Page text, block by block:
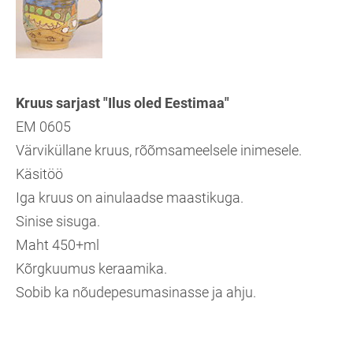
Kruus sarjast "Ilus oled Eestimaa"
EM 0605
Värviküllane kruus, rõõmsameelsele inimesele.
Käsitöö
Iga kruus on ainulaadse maastikuga.
Sinise sisuga.
Maht 450+ml
Kõrgkuumus keraamika.
Sobib ka nõudepesumasinasse ja ahju.